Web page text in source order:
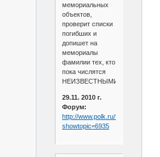
мемориальных
объектов,
проверит списки
погибших и
допишет на
мемориалы
фамилии тех, кто
пока числятся
НЕИЗВЕСТНЫМИ.
29.11. 2010 г.
Форум:
http://www.polk.ru/forum/
showtopic=6935